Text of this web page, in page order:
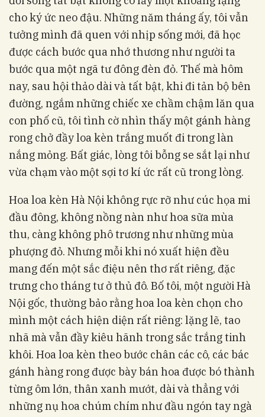
cho ký ức neo đậu. Những năm tháng ấy, tôi vẫn
tưởng mình đã quen với nhịp sống mới, đã học
được cách bước qua nhớ thương như người ta
bước qua một ngã tư đông đèn đỏ. Thế mà hôm
nay, sau hội thảo dài và tất bật, khi đi tản bộ bên
đường, ngắm những chiếc xe chầm chậm lăn qua
con phố cũ, tôi tình cờ nhìn thấy một gánh hàng
rong chở đầy loa kèn trắng muốt đi trong làn
nắng mỏng. Bất giác, lòng tôi bỗng se sắt lại như
vừa chạm vào một sợi tơ kí ức rất cũ trong lòng.
Hoa loa kèn Hà Nội không rực rỡ như cúc họa mi
đầu đông, không nồng nàn như hoa sữa mùa
thu, càng không phô trương như những mùa
phượng đỏ. Nhưng mỗi khi nó xuất hiện đều
mang đến một sắc điệu nên thơ rất riêng, đặc
trưng cho tháng tư ở thủ đô. Bố tôi, một người Hà
Nội gốc, thường bảo rằng hoa loa kèn chọn cho
mình một cách hiện diện rất riêng: lặng lẽ, tao
nhã mà vẫn đầy kiêu hãnh trong sắc trắng tinh
khôi. Hoa loa kèn theo bước chân các cô, các bác
gánh hàng rong được bày bán hoa được bó thành
từng ôm lớn, thân xanh mướt, dài và thẳng với
những nụ hoa chúm chím như đầu ngón tay ngà